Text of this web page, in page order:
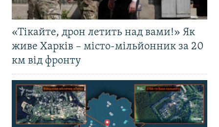
«Тікайте, дрон летить над вами!» Як
живе Харків – місто-мільйонник за 20
км від фронту